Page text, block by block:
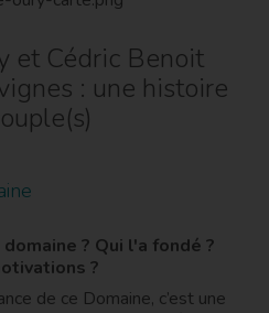
et Cédric Benoit
: une histoire
? Qui l'a fondé ?
?
de ce Domaine, c’est une